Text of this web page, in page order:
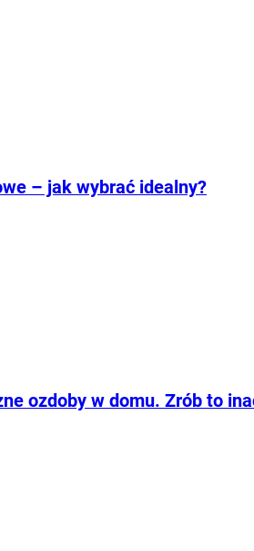
– jak wybrać idealny?
ozdoby w domu. Zrób to